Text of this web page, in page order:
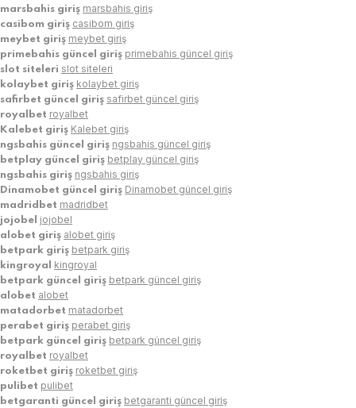
marsbahis giriş marsbahis giriş
casibom giriş casibom giriş
meybet giriş meybet giriş
primebahis güncel giriş primebahis güncel giriş
slot siteleri slot siteleri
kolaybet giriş kolaybet giriş
safirbet güncel giriş safirbet güncel giriş
royalbet royalbet
Kalebet giriş Kalebet giriş
ngsbahis güncel giriş ngsbahis güncel giriş
betplay güncel giriş betplay güncel giriş
ngsbahis giriş ngsbahis giriş
Dinamobet güncel giriş Dinamobet güncel giriş
madridbet madridbet
jojobel jojobel
alobet giriş alobet giriş
betpark giriş betpark giriş
kingroyal kingroyal
betpark güncel giriş betpark güncel giriş
alobet alobet
matadorbet matadorbet
perabet giriş perabet giriş
betpark güncel giriş betpark güncel giriş
royalbet royalbet
roketbet giriş roketbet giriş
pulibet pulibet
betgaranti güncel giriş betgaranti güncel giriş